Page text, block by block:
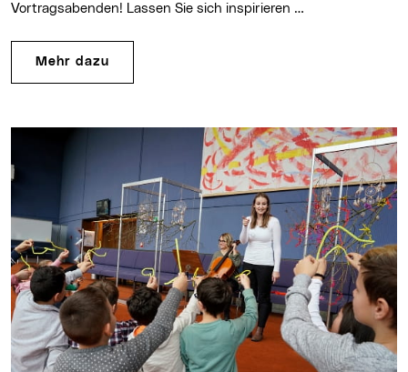
Vortragsabenden! Lassen Sie sich inspirieren …
Mehr dazu